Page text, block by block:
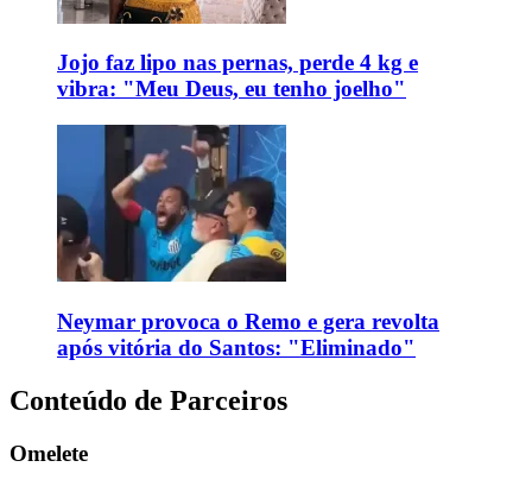
Jojo faz lipo nas pernas, perde 4 kg e
vibra: "Meu Deus, eu tenho joelho"
Neymar provoca o Remo e gera revolta
após vitória do Santos: "Eliminado"
Conteúdo de Parceiros
Omelete